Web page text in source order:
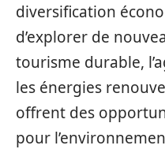
diversification
d’explorer de
tourisme durable,
les énergies
offrent des
pour